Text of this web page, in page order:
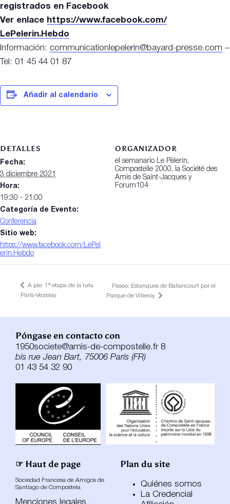
registrados en Facebook
Ver enlace https://www.facebook.com/
LePelerin.Hebdo
Información: communicationlepelerin@bayard-presse.com –
Tel: 01 45 44 01 87
Añadir al calendario
DETALLES
Fecha:
3 diciembre 2021
Hora:
19:30 - 21:00
Categoría de Evento:
Conferencia
Sitio web:
https://www.facebook.com/LePel
erin.Hebdo
ORGANIZADOR
el semanario Le Pèlerin,
Compostelle 2000, la Société des
Amis de Saint-Jacques y
Forum104
A pie: 1ª etapa de la ruta
París-Vezelay
Paseo: Estanques de Ballancourt por el
Parque de Villeroy
☞ Haut de page
Sociedad Francesa de Amigos de
Santiago de Compostela
Menciones legales
Póngase en contacto con
1950societe@amis-de-compostelle.fr 8
bis rue Jean Bart, 75006 París (FR)
01 43 54 32 90
Plan du site
Quiénes somos
La Credencial